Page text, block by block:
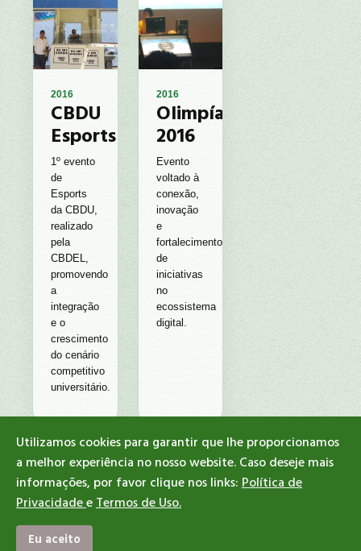
2016
CBDU
Esports
1º evento
de
Esports
da CBDU,
realizado
pela
CBDEL,
promovendo
a
integração
e o
crescimento
do cenário
competitivo
universitário.
2016
Olimpíadas
2016
Evento
voltado à
conexão,
inovação
e
fortalecimento
de
iniciativas
no
ecossistema
digital.
2017
Utilizamos cookies para garantir que lhe proporcionamos
a melhor experiência no nosso website. Caso deseje mais
informações, por favor clique nos links:Política de
PrivacidadeeTermos de Uso.
Eu aceito